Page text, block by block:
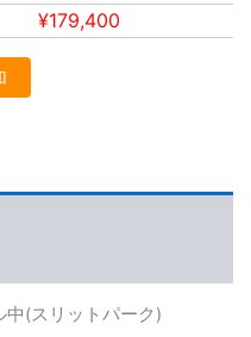
¥179,400
(スリットパーク)